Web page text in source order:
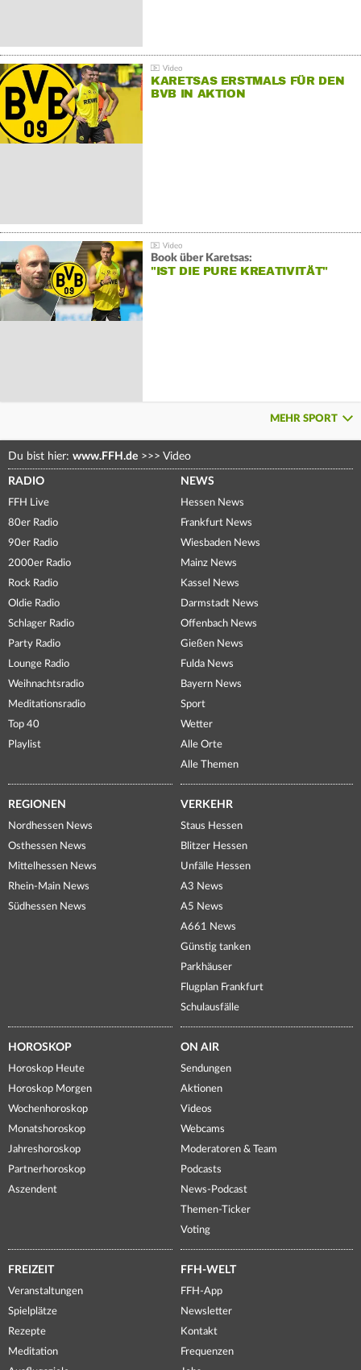
KARETSAS ERSTMALS FÜR DEN
BVB IN AKTION
Book über Karetsas:
"IST DIE PURE KREATIVITÄT"
MEHR SPORT
Du bist hier: www.FFH.de >>> Video
RADIO
FFH Live
80er Radio
90er Radio
2000er Radio
Rock Radio
Oldie Radio
Schlager Radio
Party Radio
Lounge Radio
Weihnachtsradio
Meditationsradio
Top 40
Playlist
NEWS
Hessen News
Frankfurt News
Wiesbaden News
Mainz News
Kassel News
Darmstadt News
Offenbach News
Gießen News
Fulda News
Bayern News
Sport
Wetter
Alle Orte
Alle Themen
REGIONEN
Nordhessen News
Osthessen News
Mittelhessen News
Rhein-Main News
Südhessen News
VERKEHR
Staus Hessen
Blitzer Hessen
Unfälle Hessen
A3 News
A5 News
A661 News
Günstig tanken
Parkhäuser
Flugplan Frankfurt
Schulausfälle
HOROSKOP
Horoskop Heute
Horoskop Morgen
Wochenhoroskop
Monatshoroskop
Jahreshoroskop
Partnerhoroskop
Aszendent
ON AIR
Sendungen
Aktionen
Videos
Webcams
Moderatoren & Team
Podcasts
News-Podcast
Themen-Ticker
Voting
FREIZEIT
Veranstaltungen
Spielplätze
Rezepte
Meditation
FFH-WELT
FFH-App
Newsletter
Kontakt
Frequenzen